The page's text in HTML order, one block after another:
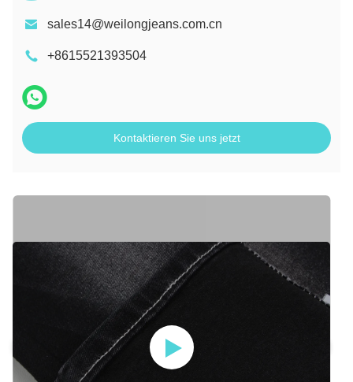
sales14@weilongjeans.com.cn
+8615521393504
Kontaktieren Sie uns jetzt